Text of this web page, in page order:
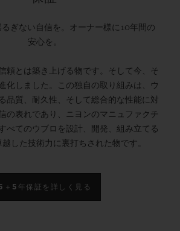
ぎない自信を。オーナー様に10年間の
安心を。
頼とは築き上げる物です。そして今、そ
化しました。この独自の取り組みは、ウ
品質、耐久性、そして総合的な性能に対
の表れであり、ニヨンのマニュファクチ
べてのウブロを設計、開発、組み立てる
した技術力に裏打ちされた物です。
＋5年保証を詳しく見る